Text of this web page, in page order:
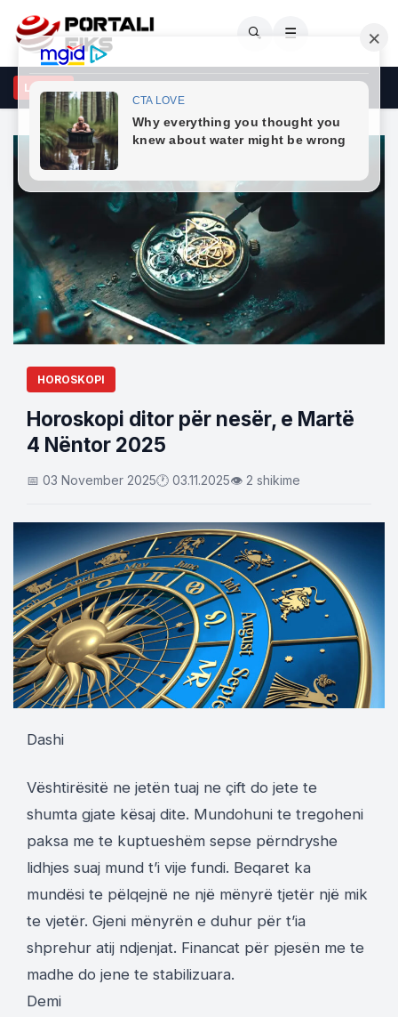
🔍 ☰
LAJME
lëkura sapo del nga deti? Dermatologët zbulojnë arsyen
HOROSKOPI
Horoskopi ditor për nesër, e Martë
4 Nëntor 2025
📅 03 November 2025🕐 03.11.2025👁 2 shikime
Dashi
Vështirësitë ne jetën tuaj ne çift do jete te
shumta gjate kësaj dite. Mundohuni te tregoheni
paksa me te kuptueshëm sepse përndryshe
lidhjes suaj mund t’i vije fundi. Beqaret ka
mundësi te pëlqejnë ne një mënyrë tjetër një mik
te vjetër. Gjeni mënyrën e duhur për t’ia
shprehur atij ndjenjat. Financat për pjesën me te
madhe do jene te stabilizuara.
Demi